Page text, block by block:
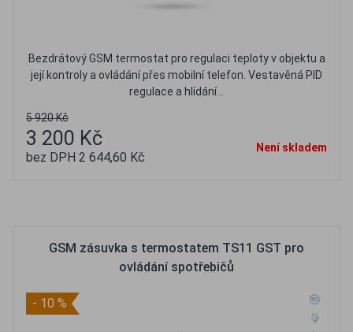
Bezdrátový GSM termostat pro regulaci teploty v objektu a
její kontroly a ovládání přes mobilní telefon. Vestavěná PID
regulace a hlídání...
5 920 Kč
3 200 Kč
bez DPH 2 644,60 Kč
Není skladem
GSM zásuvka s termostatem TS11 GST pro
ovládání spotřebičů
- 10 %